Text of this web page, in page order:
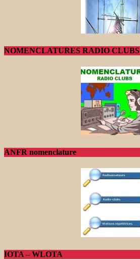
NOMENCLATURES RADIO CLUBS
ANFR nomenclature
IOTA – WLOTA